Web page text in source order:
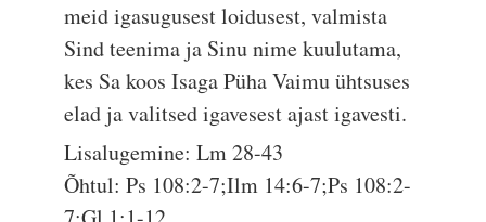
meid igasugusest loidusest, valmista
Sind teenima ja Sinu nime kuulutama,
kes Sa koos Isaga Püha Vaimu ühtsuses
elad ja valitsed igavesest ajast igavesti.
Lisalugemine: Lm 28-43
Õhtul: Ps 108:2-7;Ilm 14:6-7;Ps 108:2-